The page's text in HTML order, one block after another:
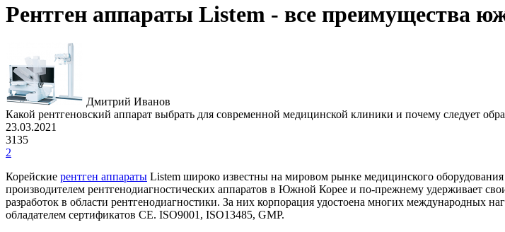
Рентген аппараты Listem - все преимущества
Дмитрий Иванов
Какой рентгеновский аппарат выбрать для современной медицинской клиники и почему следует
23.03.2021
3135
2
Корейские рентген аппараты Listem широко известны на мировом рынке медицинского
производителем рентгенодиагностических аппаратов в Южной Корее и по-прежнему удерживает
разработок в области рентгенодиагностики. За них корпорация удостоена многих международных
обладателем сертификатов CE. ISO9001, ISO13485, GMP.